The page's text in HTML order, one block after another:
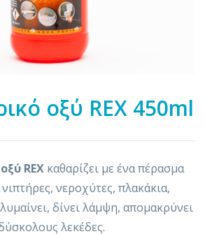
οξύ REX 450ml
REX καθαρίζει με ένα πέρασμα
νεροχύτες, πλακάκια,
δίνει λάμψη, απομακρύνει
λεκέδες.